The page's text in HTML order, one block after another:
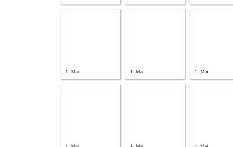
1. Mai 1. Mai 1. Mai